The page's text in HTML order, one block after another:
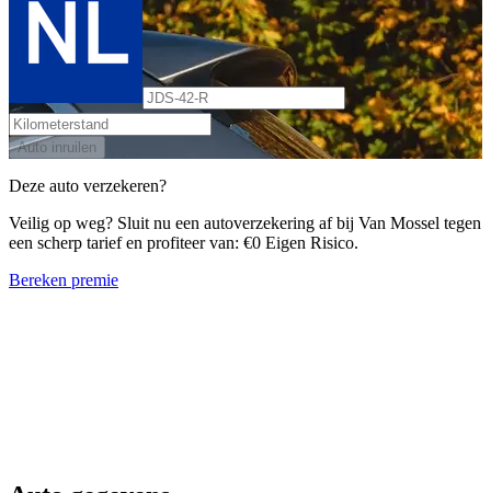
Auto inruilen
Deze auto verzekeren?
Veilig op weg? Sluit nu een autoverzekering af bij Van Mossel tegen
een scherp tarief en profiteer van: €0 Eigen Risico.
Bereken premie